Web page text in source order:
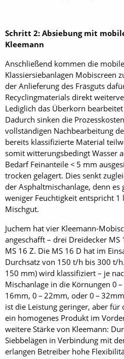
Schritt 2: Absiebung mit
Kleemann
Anschließend kommen die
Klassiersiebanlagen Mobiscreen
der Anlieferung des Fräsguts
Recyclingmaterials direkt
Lediglich das Überkorn
Dadurch sinken die
vollständigen Nachbearbeitung
bereits klassifizierte Material
somit witterungsbedingt Wasser
Bedarf Feinanteile < 5 mm
trocken gelagert. Dies senkt
der Asphaltmischanlage, denn es
weniger Feuchtigkeit entspricht 1
Mischgut.
Juchem hat vier Kleemann-
angeschafft – drei Dreidecker
MS 16 Z. Die MS 16 D hat im
Durchsatz von 150 t/h bis 300 t/
150 mm) wird klassifiziert – je
Mischanlage in die Körnungen 0
16mm, 0 – 22mm, oder 0 –
ist die Leistung geringer, aber
ein homogenes Produkt im
weitere Stärke von Kleemann:
Siebbelägen in Verbindung mit
erlangen Betreiber hohe